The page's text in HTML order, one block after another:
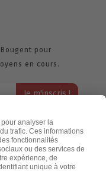
pour
en cours.
de confidentialité,